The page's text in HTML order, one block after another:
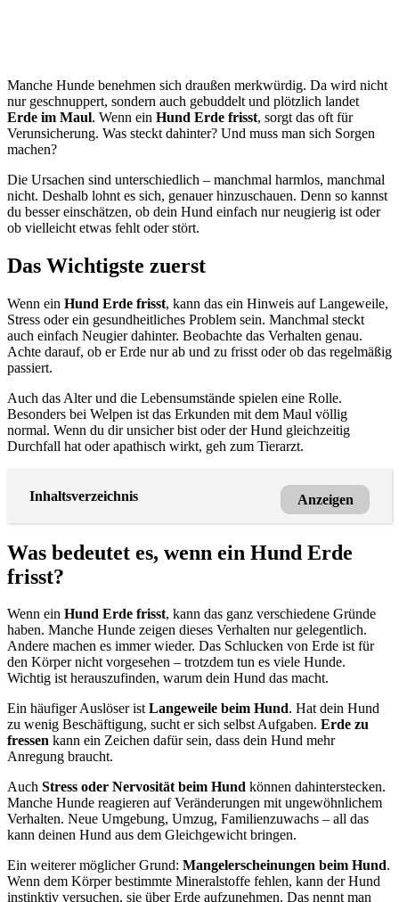
Manche Hunde benehmen sich draußen merkwürdig. Da wird nicht
nur geschnuppert, sondern auch gebuddelt und plötzlich landet
Erde im Maul. Wenn ein Hund Erde frisst, sorgt das oft für
Verunsicherung. Was steckt dahinter? Und muss man sich Sorgen
machen?
Die Ursachen sind unterschiedlich – manchmal harmlos, manchmal
nicht. Deshalb lohnt es sich, genauer hinzuschauen. Denn so kannst
du besser einschätzen, ob dein Hund einfach nur neugierig ist oder
ob vielleicht etwas fehlt oder stört.
Das Wichtigste zuerst
Wenn ein Hund Erde frisst, kann das ein Hinweis auf Langeweile,
Stress oder ein gesundheitliches Problem sein. Manchmal steckt
auch einfach Neugier dahinter. Beobachte das Verhalten genau.
Achte darauf, ob er Erde nur ab und zu frisst oder ob das regelmäßig
passiert.
Auch das Alter und die Lebensumstände spielen eine Rolle.
Besonders bei Welpen ist das Erkunden mit dem Maul völlig
normal. Wenn du dir unsicher bist oder der Hund gleichzeitig
Durchfall hat oder apathisch wirkt, geh zum Tierarzt.
Inhaltsverzeichnis Anzeigen
Was bedeutet es, wenn ein Hund Erde
frisst?
Wenn ein Hund Erde frisst, kann das ganz verschiedene Gründe
haben. Manche Hunde zeigen dieses Verhalten nur gelegentlich.
Andere machen es immer wieder. Das Schlucken von Erde ist für
den Körper nicht vorgesehen – trotzdem tun es viele Hunde.
Wichtig ist herauszufinden, warum dein Hund das macht.
Ein häufiger Auslöser istLangeweile beim Hund. Hat dein Hund
zu wenig Beschäftigung, sucht er sich selbst Aufgaben. Erde zu
fressen kann ein Zeichen dafür sein, dass dein Hund mehr
Anregung braucht.
Auch Stress oder Nervosität beim Hund können dahinterstecken.
Manche Hunde reagieren auf Veränderungen mit ungewöhnlichem
Verhalten. Neue Umgebung, Umzug, Familienzuwachs – all das
kann deinen Hund aus dem Gleichgewicht bringen.
Ein weiterer möglicher Grund: Mangelerscheinungen beim Hund.
Wenn dem Körper bestimmte Mineralstoffe fehlen, kann der Hund
instinktiv versuchen, sie über Erde aufzunehmen. Das nennt man